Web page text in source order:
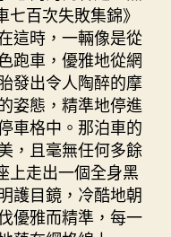
百次失敗集錦》
這時，一輛像是從
跑車，優雅地從網
發出令人陶醉的摩
姿態，精準地停進
車格中。那泊車的
，且毫無任何多餘
上走出一個全身黑
護目鏡，冷酷地朝
優雅而精準，每一